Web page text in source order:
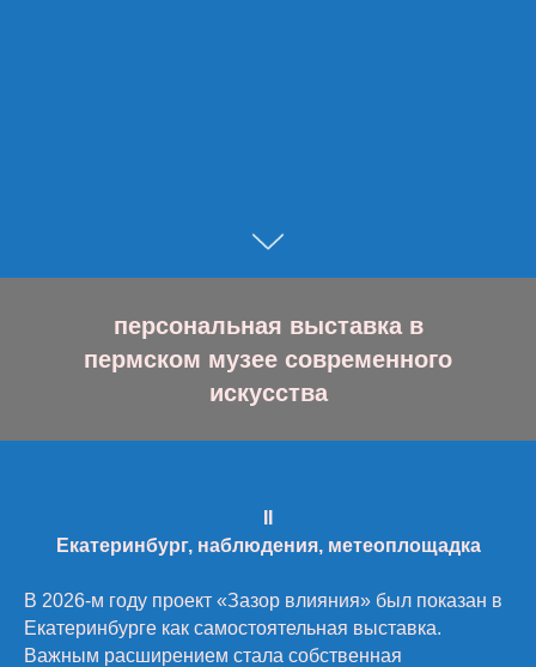
персональная выставка в
пермском музее современного
искусства
Екатеринбург, наблюдения, метеоплощадка
В 2026-м году проект «Зазор влияния» был показан в
Екатеринбурге как самостоятельная выставка.
Важным расширением стала собственная